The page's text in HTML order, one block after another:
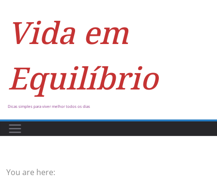
Vida em
Equilíbrio
Dicas simples para viver melhor todos os dias
You are here: